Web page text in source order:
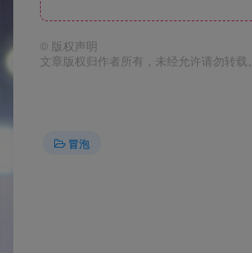
© 版权声明
文章版权归作者所有，未经允许请勿转载。
冒泡